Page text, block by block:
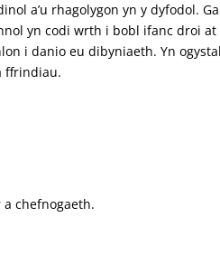
a’u rhagolygon yn y dyfodol.
yn codi wrth i bobl ifanc droi
i danio eu dibyniaeth. Yn
ffrindiau.
chefnogaeth.